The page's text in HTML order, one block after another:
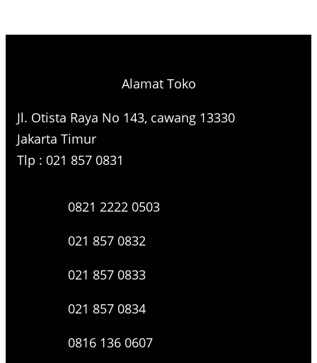
Alamat Toko
Jl. Otista Raya No 143, cawang 13330
Jakarta Timur
Tlp : 021 857 0831
0821 2222 0503
021 857 0832
021 857 0833
021 857 0834
0816 136 0607